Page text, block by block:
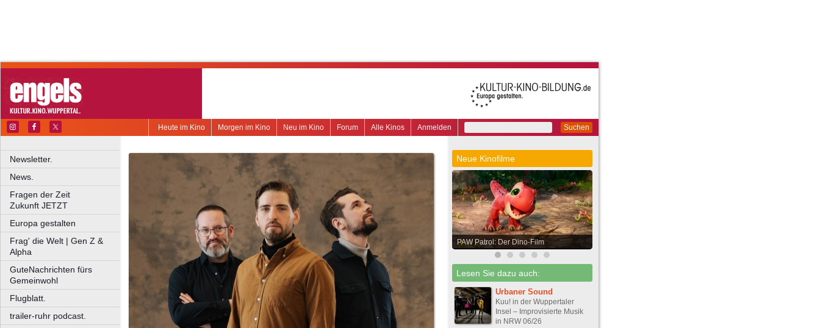
Suchen
Anmelden
Alle Kinos
Forum
Neu im Kino
Morgen im Kino
Heute im Kino
Newsletter.
News.
Fragen der Zeit
Zukunft JETZT
Europa gestalten
Frag' die Welt | Gen Z &
Alpha
GuteNachrichten fürs
Gemeinwohl
Flugblatt.
trailer-ruhr podcast.
Neue Kinofilme
PAW Patrol: Der Dino-Film
Lesen Sie dazu auch:
Urbaner Sound
Kuu! in der Wuppertaler
Insel – Improvisierte Musik
in NRW 06/26